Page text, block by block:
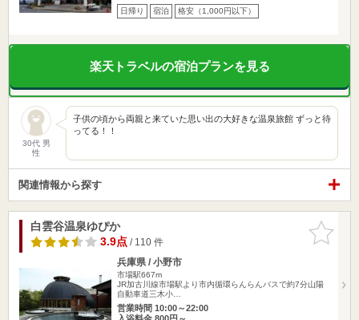
日帰り 宿泊 格安（1,000円以下）
楽天トラベルの宿泊プランを見る
30代 男
性
子供の頃から両親と来ていた思い出の大好きな温泉旅館 ずっと待
ってる！！
関連情報から探す
お気に入
りに追加
白雲谷温泉ゆぴか
3.9点/ 110 件
兵庫県 / 小野市
市場駅667m
JR加古川線市場駅より市内循環らんらんバスで約7分山陽
自動車道三木小…
営業時間 10:00～22:00